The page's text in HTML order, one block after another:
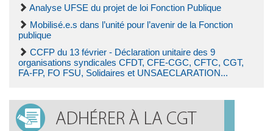
Analyse UFSE du projet de loi Fonction Publique
Mobilisé.e.s dans l’unité pour l’avenir de la Fonction
publique
CCFP du 13 février - Déclaration unitaire des 9
organisations syndicales CFDT, CFE-CGC, CFTC, CGT,
FA-FP, FO FSU, Solidaires et UNSAECLARATION...